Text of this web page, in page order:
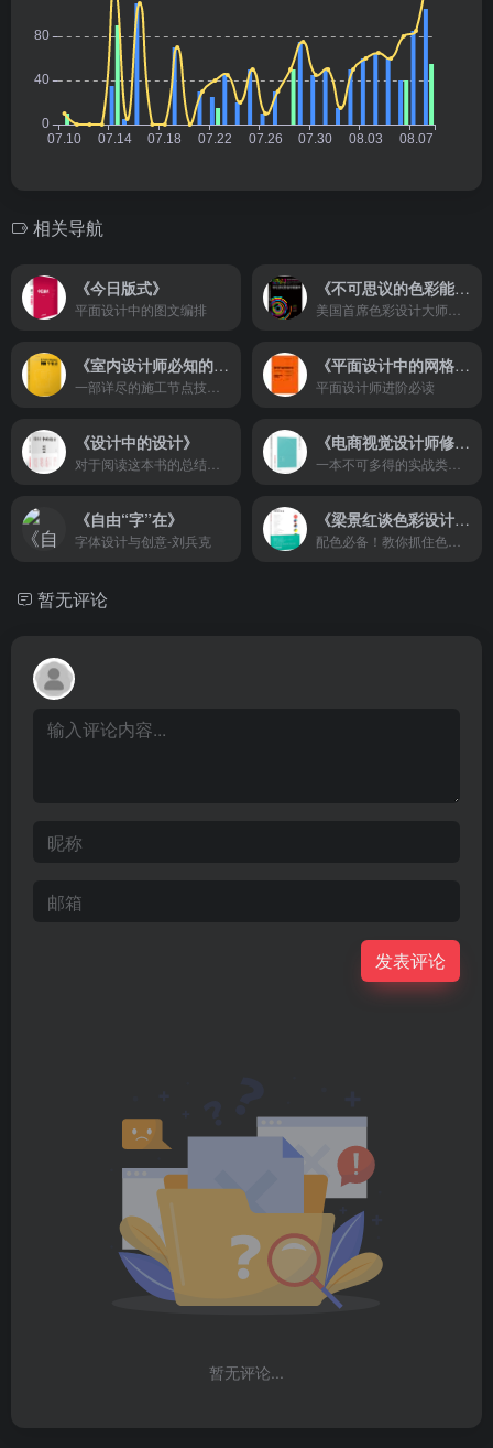
相关导航
《今日版式》
平面设计中的图文编排
《不可思议的色彩能量书》
《室内设计师必知的100个节点》 《平面设计中的网格系统》
平面设计师进阶必读
《设计中的设计》 《电商视觉设计师修炼手册》
《自由“字”在》
字体设计与创意-刘兵克
《梁景红谈色彩设计法则》
暂无评论
发表评论
暂无评论...